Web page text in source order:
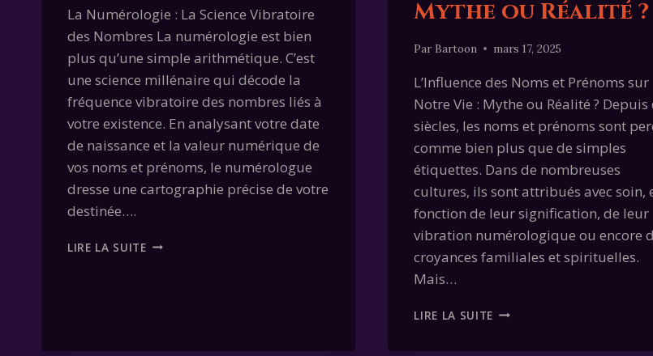
La Numérologie : La Science Vibratoire
des Nombres La numérologie est bien
plus qu’une simple arithmétique. C’est
une science millénaire qui décode la
fréquence vibratoire des nombres liés à
votre existence. En analysant votre date
de naissance et la valeur numérique de
vos noms et prénoms, le numérologue
dresse une cartographie précise de votre
destinée….
LIRE LA SUITEDÉFINITION
Mythe ou Réalité ?
Par Bartoon mars 17, 2025
L’Influence des Noms et Prénoms sur
Notre Vie : Mythe ou Réalité ? Depuis
siècles, les noms et prénoms sont
comme bien plus que de simples
étiquettes. Dans de nombreuses
cultures, ils sont attribués avec soin,
fonction de leur signification, de leur
vibration numérologique ou encore
croyances familiales et spirituelles.
Mais…
LIRE LA SUITE L’INFLUENCE